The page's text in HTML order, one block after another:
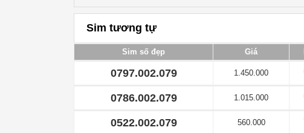
Sim tương tự
Sim số đẹp Giá
0797.002.079 1.450.000
0786.002.079 1.015.000
0522.002.079 560.000